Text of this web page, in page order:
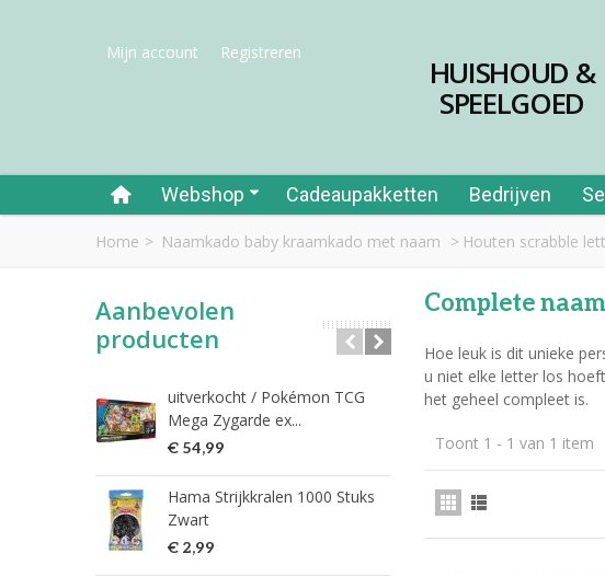
Mijn account Registreren
HUISHOUD &
SPEELGOED
Webshop Cadeaupakketten Bedrijven
Home > Naamkado baby kraamkado met naam > Houten scrabble
Aanbevolen
producten
uitverkocht / Pokémon TCG
Mega Zygarde ex...
€ 54,99
Hama Strijkkralen 1000 Stuks
Zwart
€ 2,99
Rietjes papier 40st
nederlands
€ 29,99
Complete
Hoe leuk is dit unieke
u niet elke letter los
het geheel compleet is.
Toont 1 - 1 van 1 item